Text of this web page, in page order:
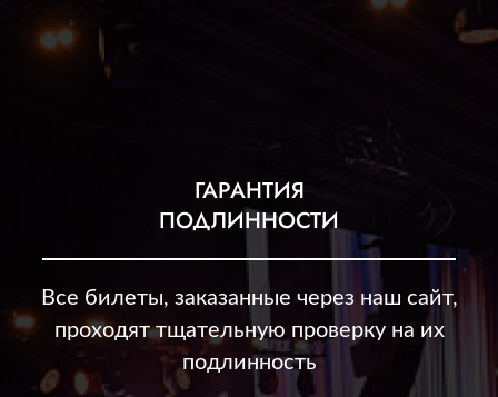
ГАРАНТИЯ
ПОДЛИННОСТИ
Все билеты, заказанные через наш сайт,
проходят тщательную проверку на их
подлинность